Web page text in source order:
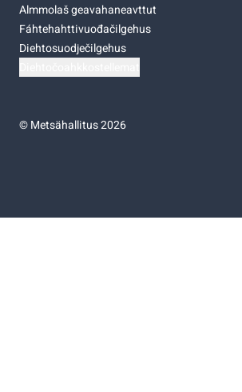
Almmolaš geavahaneavttut
Fáhtehahttivuođačilgehus
Diehtosuodječilgehus
©Metsähallitus 2026